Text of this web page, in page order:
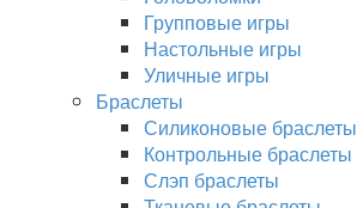
Групповые игры
Настольные игры
Уличные игры
Браслеты
Силиконовые браслеты
Контрольные браслеты
Слэп браслеты